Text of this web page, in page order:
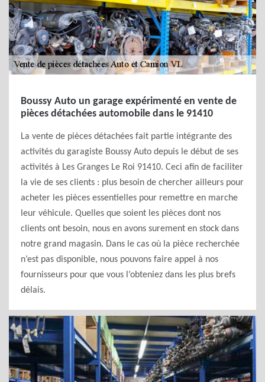
Boussy Auto un garage expérimenté en vente de
pièces détachées automobile dans le 91410
La vente de pièces détachées fait partie intégrante des
activités du garagiste Boussy Auto depuis le début de ses
activités à Les Granges Le Roi 91410. Ceci afin de faciliter
la vie de ses clients : plus besoin de chercher ailleurs pour
acheter les pièces essentielles pour remettre en marche
leur véhicule. Quelles que soient les pièces dont nos
clients ont besoin, nous en avons surement en stock dans
notre grand magasin. Dans le cas où la pièce recherchée
n’est pas disponible, nous pouvons faire appel à nos
fournisseurs pour que vous l’obteniez dans les plus brefs
délais.